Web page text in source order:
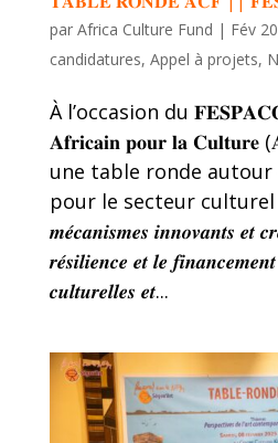
par Africa Culture Fund | Fév
candidatures, Appel à projets,
À l’occasion du
𝐀𝐟𝐫𝐢𝐜𝐚𝐢𝐧 𝐩𝐨𝐮𝐫 𝐥𝐚
une table ronde autour
pour le secteur culturel
𝒎𝒆́𝒄𝒂𝒏𝒊𝒔𝒎𝒆𝒔 𝒊𝒏𝒏𝒐𝒗𝒂𝒏𝒕𝒔 𝒆𝒕
𝒓𝒆́𝒔𝒊𝒍𝒊𝒆𝒏𝒄𝒆 𝒆𝒕 𝒍𝒆
𝒄𝒖𝒍𝒕𝒖𝒓𝒆𝒍𝒍𝒆𝒔 𝒆𝒕...